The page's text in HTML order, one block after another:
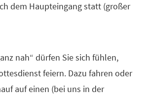
dem Haupteingang statt (großer
nah“ dürfen Sie sich fühlen,
feiern. Dazu fahren oder
auf einen (bei uns in der